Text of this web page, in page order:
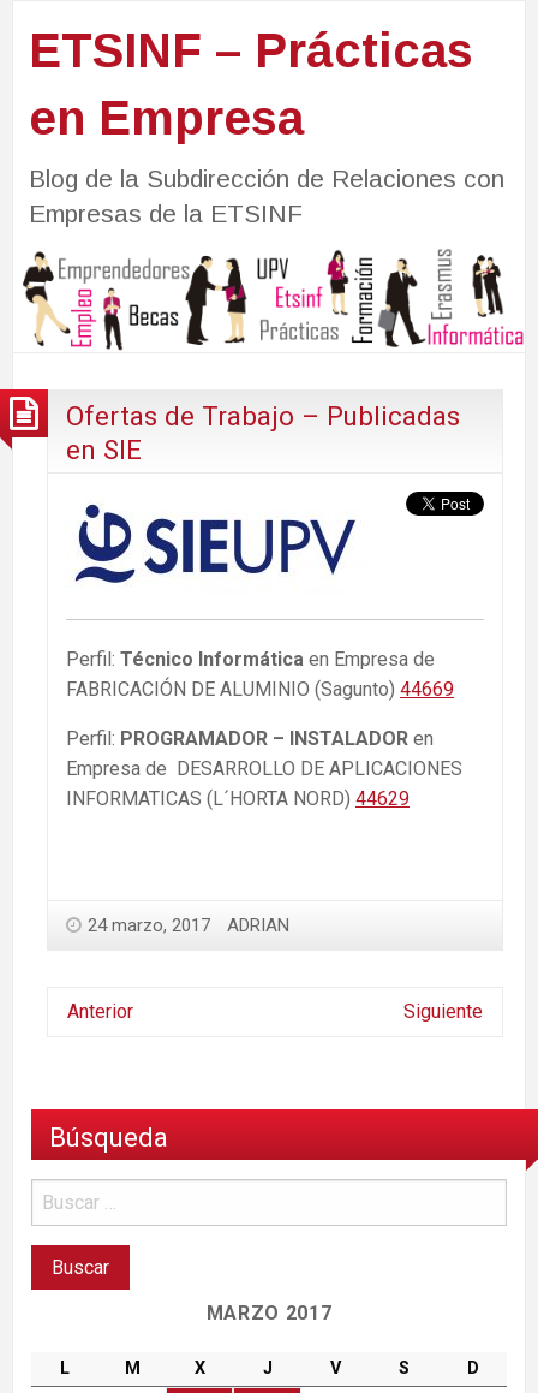
ETSINF – Prácticas
en Empresa
Blog de la Subdirección de Relaciones con
Empresas de la ETSINF
Ofertas de Trabajo – Publicadas
en SIE
Perfil: Técnico Informática en Empresa de
FABRICACIÓN DE ALUMINIO (Sagunto) 44669
Perfil: PROGRAMADOR – INSTALADOR en
Empresa de DESARROLLO DE APLICACIONES
INFORMATICAS (L´HORTA NORD) 44629
24 marzo, 2017 ADRIAN
Anterior Siguiente
Búsqueda
MARZO 2017
L M X J V S
D